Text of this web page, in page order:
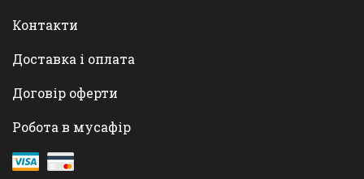
Контакти
Доставка і оплата
Договір оферти
Робота в мусафір